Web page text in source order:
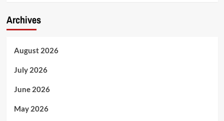
Archives
August 2026
July 2026
June 2026
May 2026